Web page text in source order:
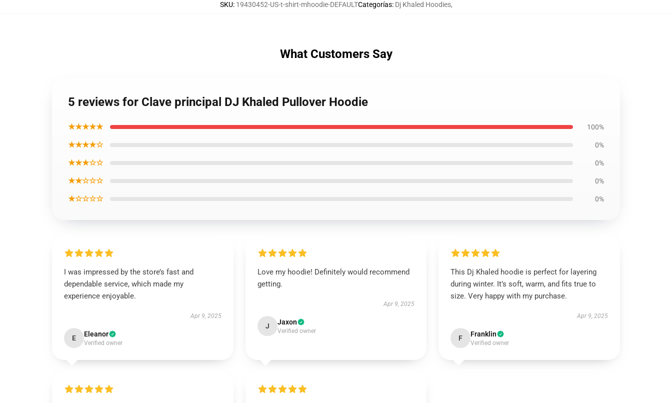
SKU: 19430452-US-t-shirt-mhoodie-DEFAULTCategorías: Dj Khaled Hoodies,
What Customers Say
5 reviews for Clave principal DJ Khaled Pullover Hoodie
★★★★★ 100%
★★★★☆ 0%
★★★☆☆ 0%
★★☆☆☆ 0%
★☆☆☆☆ 0%
I was impressed by the store’s fast and
dependable service, which made my
experience enjoyable.
Apr 9, 2025
E Eleanor
Verified owner
Love my hoodie! Definitely would recommend
getting.
Apr 9, 2025
J Jaxon
Verified owner
This Dj Khaled hoodie is perfect for layering
during winter. It’s soft, warm, and fits true to
size. Very happy with my purchase.
Apr 9, 2025
F Franklin
Verified owner